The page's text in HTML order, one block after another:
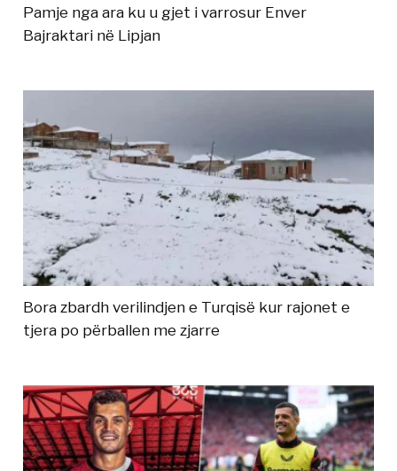
Pamje nga ara ku u gjet i varrosur Enver
Bajraktari në Lipjan
Bora zbardh verilindjen e Turqisë kur rajonet e
tjera po përballen me zjarre